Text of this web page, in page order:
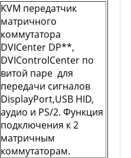
KVM передатчик
матричного
коммутатора
DVICenter DP**,
DVIControlCenter по
витой паре для
передачи сигналов
DisplayPort,USB HID,
аудио и PS/2. Функция
подключения к 2
матричным
коммутаторам.